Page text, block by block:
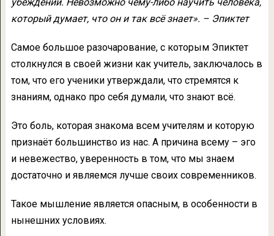
который думает, что он и так всё знает». – Эпиктет
Самое большое разочарование, с которым Эпиктет
столкнулся в своей жизни как учитель, заключалось в
том, что его ученики утверждали, что стремятся к
знаниям, однако про себя думали, что знают всё.
Это боль, которая знакома всем учителям и которую
признаёт большинство из нас. А причина всему – эго
и невежество, уверенность в том, что мы знаем
достаточно и являемся лучше своих современников.
Такое мышление является опасным, в особенности в
нынешних условиях.